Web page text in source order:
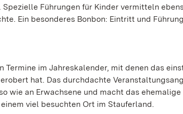
Führungen für Kinder vermitteln
Ein besonderes Bonbon: Eintritt und
im Jahreskalender, mit denen das
hat. Das durchdachte
wie an Erwachsene und macht das ehemalige
viel besuchten Ort im Stauferland.